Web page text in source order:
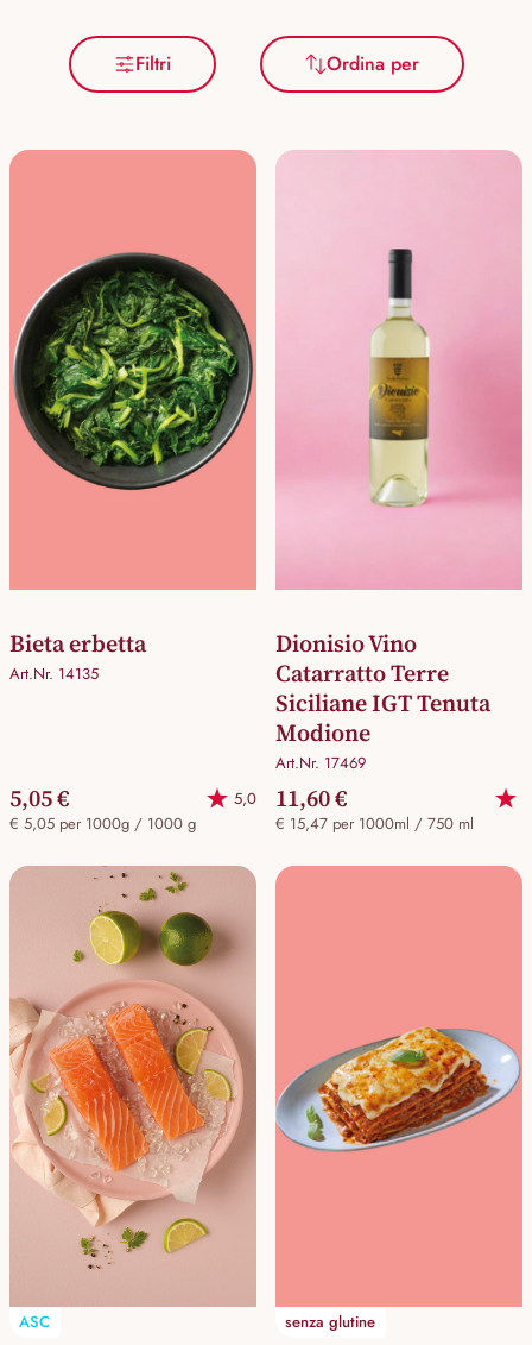
Filtri Ordina per
Bieta erbetta
Art.Nr. 14135
5,05 €
5,0
€ 5,05 per 1000g / 1000 g
Dionisio Vino
Catarratto Terre
Siciliane IGT Tenuta
Modione
Art.Nr. 17469
11,60 €
€ 15,47 per 1000ml / 750 ml
ASC senza glutine